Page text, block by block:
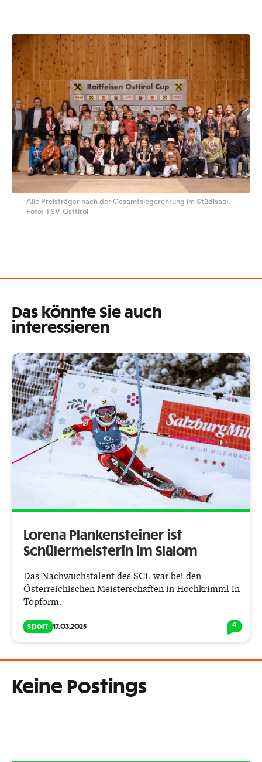
Alle Preisträger nach der Gesamtsiegerehrung im Stüdlsaal.
Foto: TSV-Osttirol
Das könnte Sie auch
interessieren
Lorena Plankensteiner ist
Schülermeisterin im Slalom
Das Nachwuchstalent des SCL war bei den
Österreichischen Meisterschaften in Hochkrimml in
Topform.
Sport 17.03.2025 4
Keine Postings